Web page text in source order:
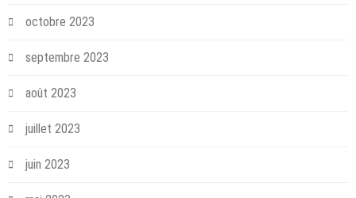
octobre 2023
septembre 2023
août 2023
juillet 2023
juin 2023